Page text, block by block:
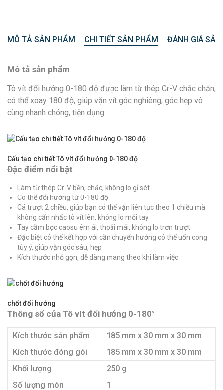
MÔ TẢ SẢN PHẨM CHI TIẾT SẢN PHẨM ĐÁNH GIÁ
Mô tả sản phẩm
Tô vít đổi hướng 0-180 độ được làm từ thép Cr-V chắc chắn,
có thể xoay 180 độ, giúp vặn vít góc nghiêng, góc hẹp vô
cùng nhanh chóng, tiện dụng
Cấu tạo chi tiết Tô vít đổi hướng 0-180 độ
Đặc điểm nổi bật
Làm từ thép Cr-V bền, chắc, không lo gỉ sét
Có thể đổi hướng từ 0-180 độ
Cá trượt 2 chiều, giúp bạn có thể vặn liên tục theo 1 chiều mà
không cấn nhấc tô vít lên, không lo mỏi tay
Tay cầm bọc caosu êm ái, thoải mái, không lo trơn trượt
Đặc biệt có thể kết hợp với cần chuyển hướng có thể uốn cong
tùy ý, giúp vặn góc sâu, hẹp
Kích thước nhỏ gọn, dễ dàng mang theo khi làm việc
chốt đổi hướng
Thông số của Tô vít đổi hướng 0-180°
Kích thước sản phẩm
185 mm x 30 mm x 30 mm
Kích thước đóng gói
185 mm x 30 mm x 30 mm
Khối lượng
250 g
Số lượng món
1